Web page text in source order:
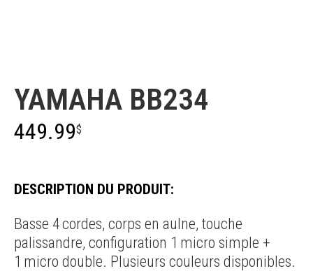
YAMAHA BB234
449.99$
DESCRIPTION DU PRODUIT:
Basse 4 cordes, corps en aulne, touche
palissandre, configuration 1 micro simple +
1 micro double. Plusieurs couleurs disponibles.